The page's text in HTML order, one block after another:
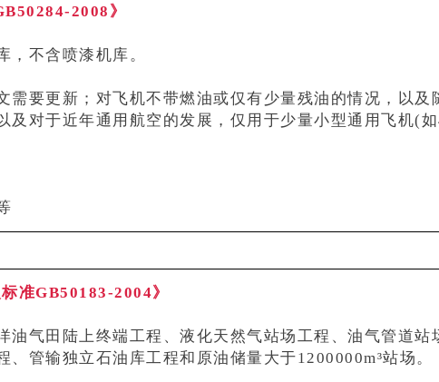
2008》
不含喷漆机库。
需要更新；对飞机不带燃油或仅有少量残油的情况，以
对于近年通用航空的发展，仅用于少量小型通用飞机(
准GB50183-2004》
气田陆上终端工程、液化天然气站场工程、油气管道
管输独立石油库工程和原油储量大于1200000m³站场。